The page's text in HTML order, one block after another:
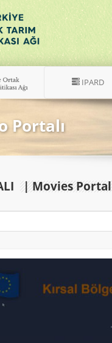
IPARD
Portalı
| Movies Portal